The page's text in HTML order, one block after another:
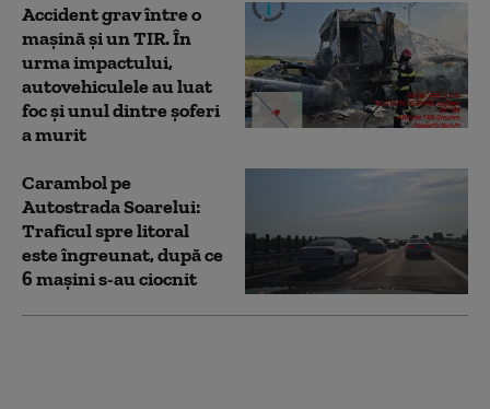
Accident grav între o
mașină și un TIR. În
urma impactului,
autovehiculele au luat
foc și unul dintre șoferi
a murit
Carambol pe
Autostrada Soarelui:
Traficul spre litoral
este îngreunat, după ce
6 mașini s-au ciocnit